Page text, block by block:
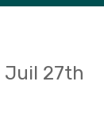
Juil 27th